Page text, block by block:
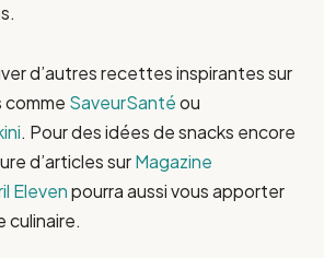
d’autres recettes inspirantes sur
SaveurSantéou
. Pour des idées de snacks encore
d’articles surMagazine
Elevenpourra aussi vous apporter
culinaire.